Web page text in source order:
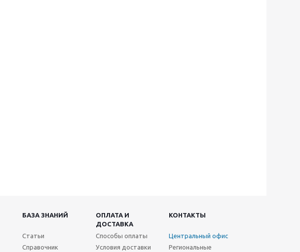
БАЗА ЗНАНИЙ
ОПЛАТА И
ДОСТАВКА
КОНТАКТЫ
Статьи
Справочник
Способы оплаты
Условия доставки
Центральный офис
Региональные